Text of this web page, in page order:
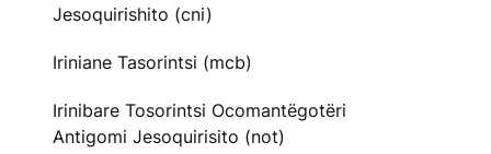
Jesoquirishito (cni)
Iriniane Tasorintsi (mcb)
Irinibare Tosorintsi Ocomantëgotëri
Antigomi Jesoquirisito (not)